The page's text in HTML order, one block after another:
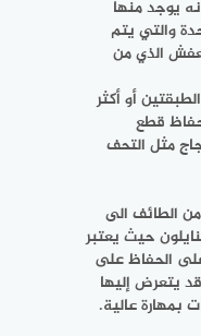
يوجد منها
والتي يتم
الذي من
أو أكثر
قطع
مثل التحف
الطائف الى
حيث يعتبر
الحفاظ على
يتعرض إليها
بمهارة عالية.